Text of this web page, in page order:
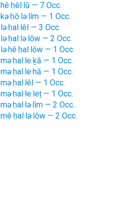
hê·ḥêl·lū — 7 Occ.
kə·ḥō·lə·lîm — 1 Occ.
lə·ḥal·lêl — 3 Occ.
lə·ḥal·lə·lōw — 2 Occ.
lə·hê·ḥal·lōw — 1 Occ.
mə·ḥal·le·ḵā — 1 Occ.
mə·ḥal·le·hā — 1 Occ.
mə·ḥal·lêl — 1 Occ.
mə·ḥal·le·leṯ — 1 Occ.
mə·ḥal·lə·lîm — 2 Occ.
mê·ḥal·lə·lōw — 2 Occ.